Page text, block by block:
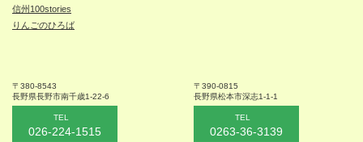
信州100stories
りんごのひろば
〒380-8543
長野県長野市南千歳1-22-6
TEL
026-224-1515
〒390-0815
長野県松本市深志1-1-1
TEL
0263-36-3139